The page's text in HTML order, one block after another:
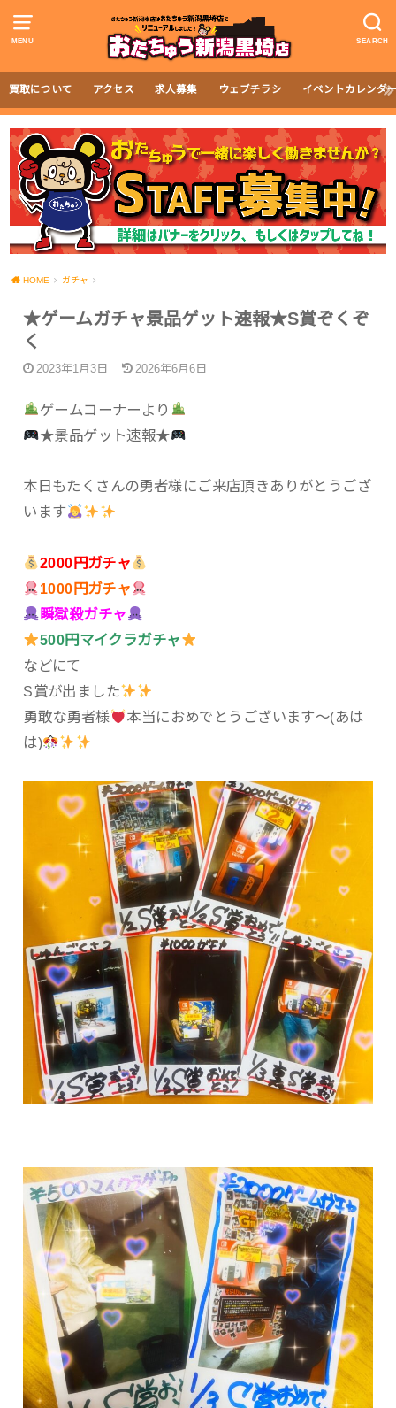
MENU SEARCH
買取について アクセス 求人募集 ウェブチラシ イベントカレンダ
HOME ガチャ
★ゲームガチャ景品ゲット速報★S賞ぞくぞ
く
2023年1月3日 2026年6月6日
ゲームコーナーより
★景品ゲット速報★
本日もたくさんの勇者様にご来店頂きありがとうござ
います
2000円ガチャ
1000円ガチャ
瞬獄殺ガチャ
500円マイクラガチャ
などにて
S賞が出ました
勇敢な勇者様
本当におめでとうございます〜(あは
は)